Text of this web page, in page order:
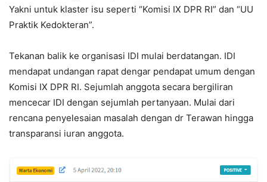
Yakni untuk klaster isu seperti “Komisi IX DPR RI” dan “UU
Praktik Kedokteran”.
Tekanan balik ke organisasi IDI mulai berdatangan. IDI
mendapat undangan rapat dengar pendapat umum dengan
Komisi IX DPR RI. Sejumlah anggota secara bergiliran
mencecar IDI dengan sejumlah pertanyaan. Mulai dari
rencana penyelesaian masalah dengan dr Terawan hingga
transparansi iuran anggota.